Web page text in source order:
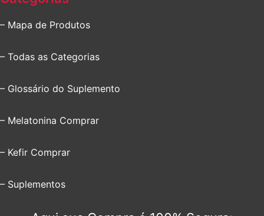
– Mapa de Produtos
– Todas as Categorias
– Glossário do Suplemento
– Melatonina Comprar
– Kefir Comprar
– Suplementos